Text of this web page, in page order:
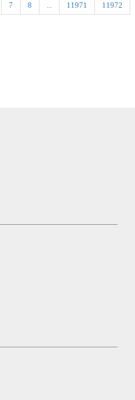
7 8 ... 11971 11972